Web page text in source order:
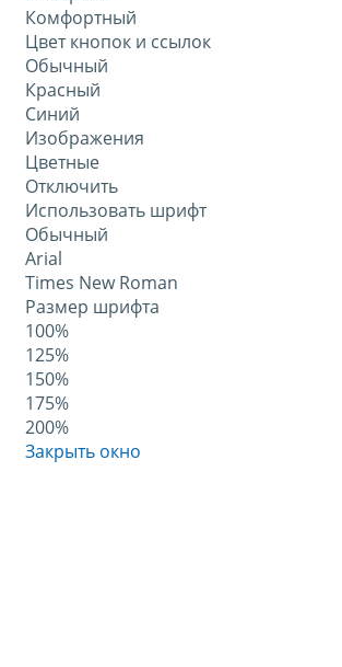
Комфортный
Цвет кнопок и ссылок
Обычный
Красный
Синий
Изображения
Цветные
Отключить
Использовать шрифт
Обычный
Arial
Times New Roman
Размер шрифта
100%
125%
150%
175%
200%
Закрыть окно